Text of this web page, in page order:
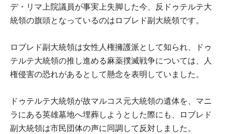
デ・リマ上院議員が事実上失脚した今、反ドゥテルテ大
統領の旗頭となっているのはロブレド副大統領です。
ロブレド副大統領は女性人権擁護派として知られ、ドゥ
テルテ大統領の推し進める麻薬撲滅戦争については、人
権侵害の恐れがあるとして懸念を表明していました。
ドゥテルテ大統領が故マルコス元大統領の遺体を、マニ
ラにある英雄墓地へ埋葬しようとした際にも、ロブレド
副大統領は市民団体の声に同調して反対しました。